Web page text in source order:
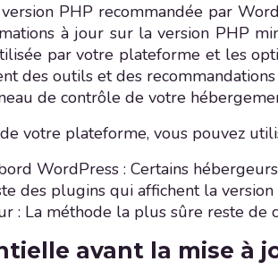
PHP recommandée par
à jour sur la version PHP
par votre plateforme et les
des outils et des
de contrôle de votre
votre plateforme, vous pouvez
WordPress : Certains
des plugins qui affichent la version
: La méthode la plus sûre reste de
avant la mise à